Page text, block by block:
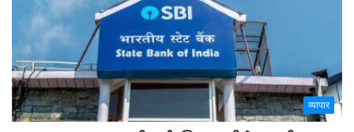
व्यापार